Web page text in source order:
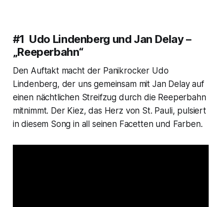
#1 Udo Lindenberg und Jan Delay –
„Reeperbahn“
Den Auftakt macht der Panikrocker Udo
Lindenberg, der uns gemeinsam mit Jan Delay auf
einen nächtlichen Streifzug durch die Reeperbahn
mitnimmt. Der Kiez, das Herz von St. Pauli, pulsiert
in diesem Song in all seinen Facetten und Farben.